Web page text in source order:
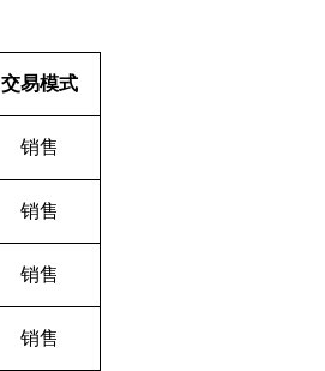
交易模式
销售
销售
销售
销售